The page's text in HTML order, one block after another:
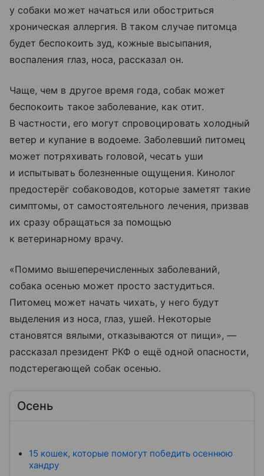
у собаки может начаться или обостриться
хроническая аллергия. В таком случае питомца
будет беспокоить зуд, кожные высыпания,
воспаления глаз, носа, рассказал он.
Чаще, чем в другое время года, собак может
беспокоить такое заболевание, как отит.
В частности, его могут спровоцировать холодный
ветер и купание в водоеме. Заболевший питомец
может потряхивать головой, чесать уши
и испытывать болезненные ощущения. Кинолог
предостерёг собаководов, которые заметят такие
симптомы, от самостоятельного лечения, призвав
их сразу обращаться за помощью
к ветеринарному врачу.
«Помимо вышеперечисленных заболеваний,
собака осенью может просто застудиться.
Питомец может начать чихать, у него будут
выделения из носа, глаз, ушей. Некоторые
становятся вялыми, отказываются от пищи», —
рассказал президент РКФ о ещё одной опасности,
подстерегающей собак осенью.
Осень
15 кошек, которые помогут победить осеннюю
хандру